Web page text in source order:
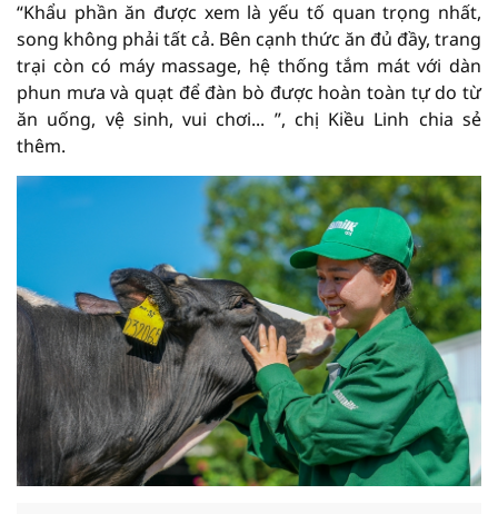
“Khẩu phần ăn được xem là yếu tố quan trọng nhất,
song không phải tất cả. Bên cạnh thức ăn đủ đầy, trang
trại còn có máy massage, hệ thống tắm mát với dàn
phun mưa và quạt để đàn bò được hoàn toàn tự do từ
ăn uống, vệ sinh, vui chơi... ”, chị Kiều Linh chia sẻ
thêm.